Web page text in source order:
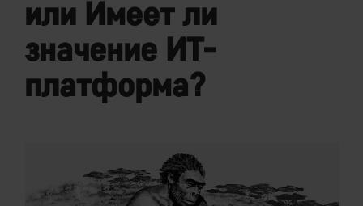
или Имеет ли
значение ИТ-
платформа?